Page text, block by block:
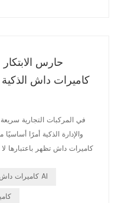
حارس
كاميرات داش الذكية
في المركبات التجارية
والإدارة الذكية أمرًا
كاميرات داش تظهر باعتبارها
من العناصر الأساسية وظائف
كاميرات داش AI